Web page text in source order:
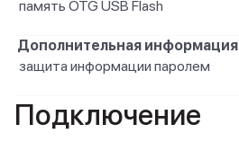
память OTG USB Flash
Дополнительная информация
защита информации паролем
Подключение